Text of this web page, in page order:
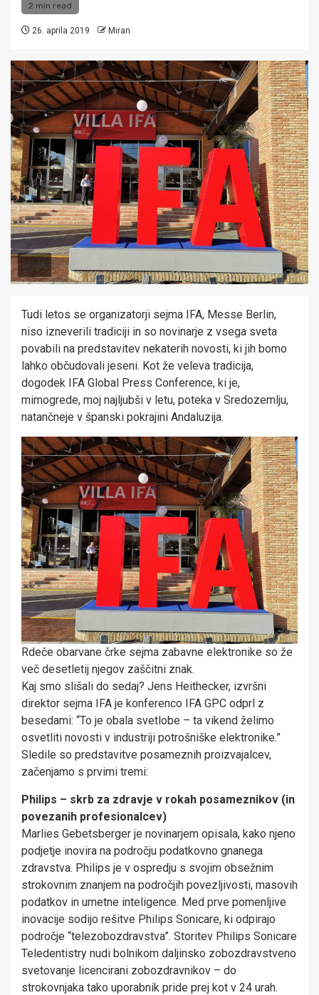
2 min read
26. aprila 2019 Miran
rhdr
Tudi letos se organizatorji sejma IFA, Messe Berlin,
niso izneverili tradiciji in so novinarje z vsega sveta
povabili na predstavitev nekaterih novosti, ki jih bomo
lahko občudovali jeseni. Kot že veleva tradicija,
dogodek IFA Global Press Conference, ki je,
mimogrede, moj najljubši v letu, poteka v Sredozemlju,
natančneje v španski pokrajini Andaluzija.
Rdeče obarvane črke sejma zabavne elektronike so že
več desetletij njegov zaščitni znak.
Kaj smo slišali do sedaj? Jens Heithecker, izvršni
direktor sejma IFA je konferenco IFA GPC odprl z
besedami: “To je obala svetlobe – ta vikend želimo
osvetliti novosti v industriji potrošniške elektronike.”
Sledile so predstavitve posameznih proizvajalcev,
začenjamo s prvimi tremi:
Philips – skrb za zdravje v rokah posameznikov (in
povezanih profesionalcev)
Marlies Gebetsberger je novinarjem opisala, kako njeno
podjetje inovira na področju podatkovno gnanega
zdravstva. Philips je v ospredju s svojim obsežnim
strokovnim znanjem na področjih povezljivosti, masovih
podatkov in umetne inteligence. Med prve pomenljive
inovacije sodijo rešitve Philips Sonicare, ki odpirajo
področje “telezobozdravstva”. Storitev Philips Sonicare
Teledentistry nudi bolnikom daljinsko zobozdravstveno
svetovanje licencirani zobozdravnikov – do
strokovnjaka tako uporabnik pride prej kot v 24 urah.